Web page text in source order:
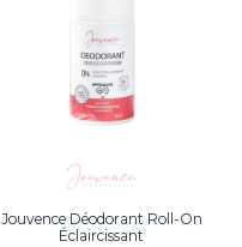
Jouvence Déodorant Roll-On
Éclaircissant